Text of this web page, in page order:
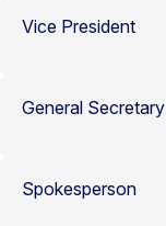
Vice President
General Secretary
Spokesperson